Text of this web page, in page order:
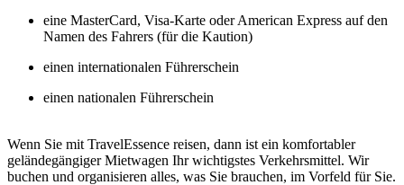
eine MasterCard, Visa-Karte oder American Express auf den
Namen des Fahrers (für die Kaution)
einen internationalen Führerschein
einen nationalen Führerschein
Wenn Sie mit TravelEssence reisen, dann ist ein komfortabler
geländegängiger Mietwagen Ihr wichtigstes Verkehrsmittel. Wir
buchen und organisieren alles, was Sie brauchen, im Vorfeld für Sie.